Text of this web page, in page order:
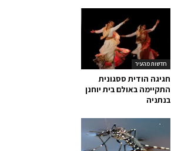
חדשות מהעיר
חגיגה הודית ססגונית
התקיימה באולם בית יוחנן
בנתניה